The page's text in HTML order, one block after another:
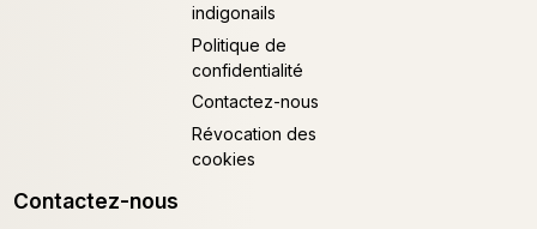
indigonails
Politique de
confidentialité
Contactez-nous
Révocation des
cookies
Contactez-nous